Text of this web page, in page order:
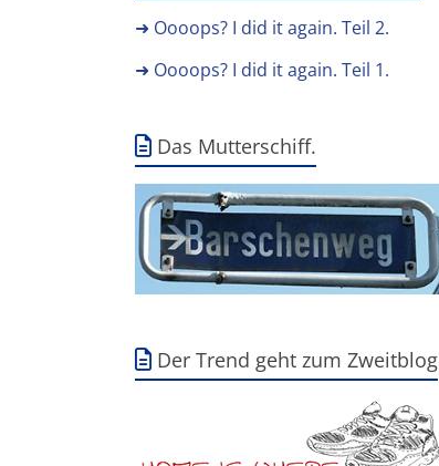
➜ Oooops? I did it again. Teil 2.
➜ Oooops? I did it again. Teil 1.
Das Mutterschiff.
Der Trend geht zum Zweitblog